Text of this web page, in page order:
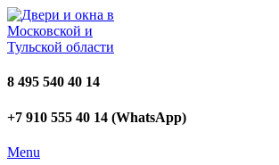
8 495 540 40 14
+7 910 555 40 14 (WhatsApp)
Menu